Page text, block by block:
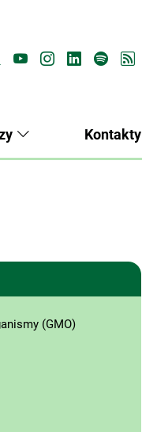
Kontakty
(GMO)